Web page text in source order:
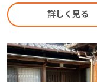
詳しく見る